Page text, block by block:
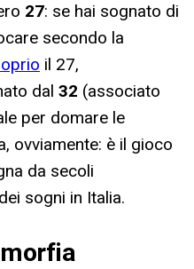
27: se hai sognato di
secondo la
il 27,
dal 32 (associato
per domare le
ovviamente: è il gioco
da secoli
sogni in Italia.